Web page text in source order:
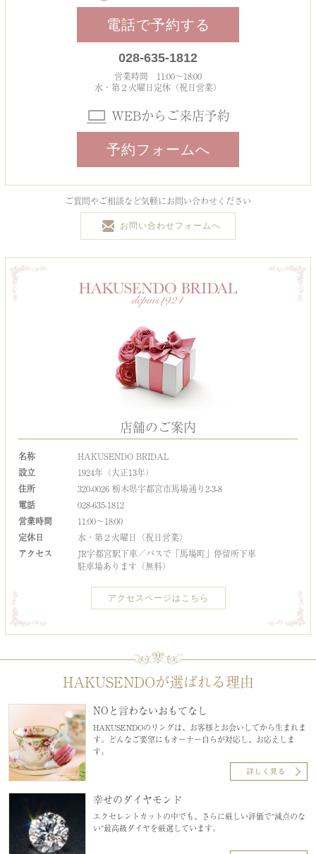
電話で予約する
028-635-1812
営業時間 11:00～18:00
水・第２火曜日定休（祝日営業）
WEBからご来店予約
予約フォームへ
ご質問やご相談など気軽にお問い合わせください
お問い合わせフォームへ
店舗のご案内
名称
HAKUSENDO BRIDAL
設立
1924年（大正13年）
住所
320-0026 栃木県宇都宮市馬場通り2-3-8
電話
028-635-1812
営業時間
11:00～18:00
定休日
水・第２火曜日（祝日営業）
アクセス
JR宇都宮駅下車／バスで「馬場町」停留所下車
駐車場あります（無料）
アクセスページはこちら
HAKUSENDOが選ばれる理由
NOと言わないおもてなし
HAKUSENDOのリングは、お客様とお会いしてから生まれま
す。どんなご要望にもオーナー自らが対応し、お応えしま
す。
詳しく見る
幸せのダイヤモンド
エクセレントカットの中でも、さらに厳しい評価で“減点のな
い”最高級ダイヤを厳選しています。